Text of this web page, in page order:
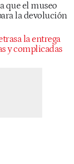
que el museo
la devolución
la entrega
y complicadas